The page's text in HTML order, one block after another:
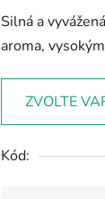
Silná a
aroma,
ZVOLTE
Kód: